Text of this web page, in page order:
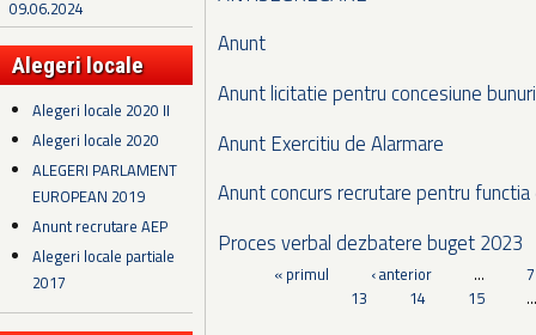
09.06.2024
Alegeri locale
Alegeri locale 2020 II
Alegeri locale 2020
ALEGERI PARLAMENT
EUROPEAN 2019
Anunt recrutare AEP
Alegeri locale partiale
2017
Anunt
Anunt licitatie pentru concesiune
Anunt Exercitiu de Alarmare
Anunt concurs recrutare pentru
Proces verbal dezbatere buget 2023
Pagini« primul ‹ anterior …
7
13
14 15 …